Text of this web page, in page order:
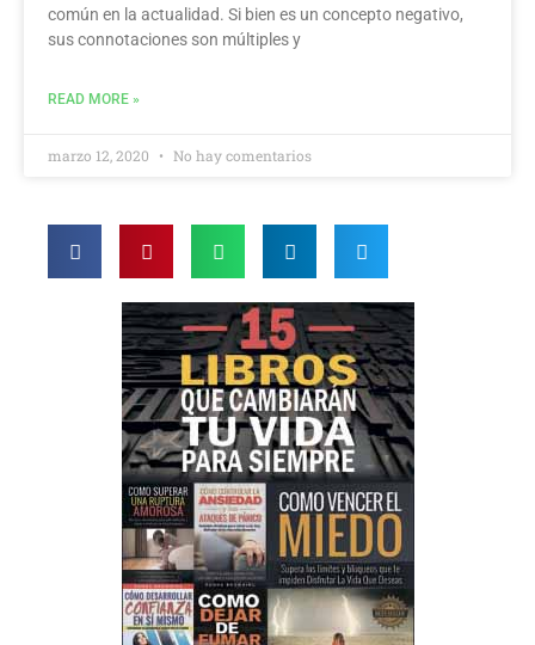
común en la actualidad. Si bien es un concepto negativo,
sus connotaciones son múltiples y
READ MORE »
marzo 12, 2020 No hay comentarios